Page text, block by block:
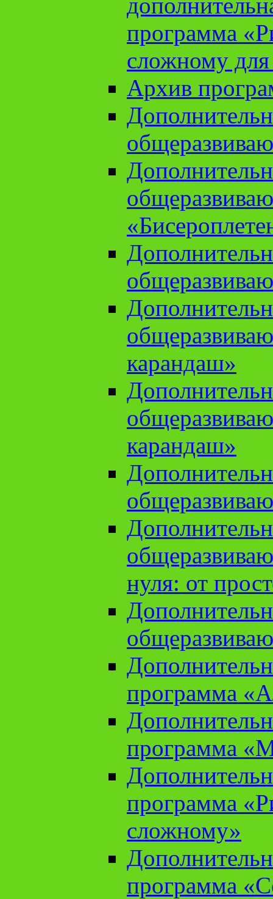
программа
сложному
Архив
карандаш»
карандаш»
нуля: от
программа
программа
программа
сложному»
программа